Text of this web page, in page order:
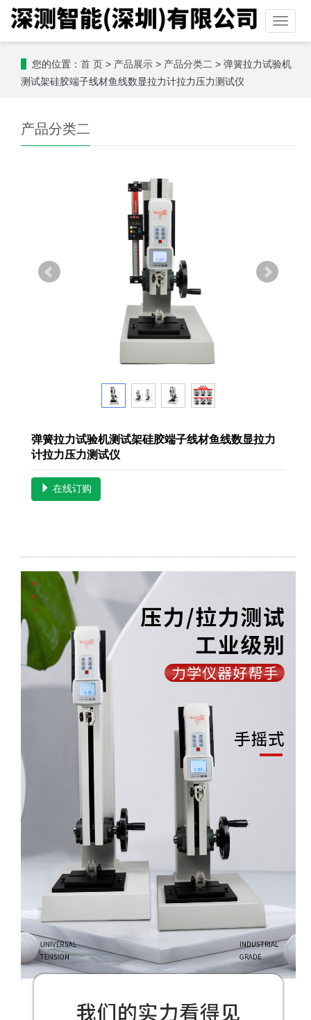
Toggle
您的位置： 首 页 > 产品展示 > 产品分类二 > 弹簧拉力试验机
测试架硅胶端子线材鱼线数显拉力计拉力压力测试仪
产品分类二
弹簧拉力试验机测试架硅胶端子线材鱼线数显拉力
计拉力压力测试仪
在线订购